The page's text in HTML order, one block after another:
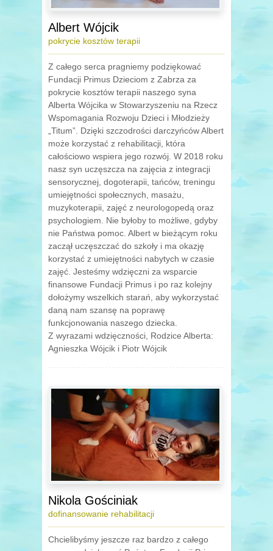
Albert Wójcik
pokrycie kosztów terapii
Z całego serca pragniemy podziękować
Fundacji Primus Dzieciom z Zabrza za
pokrycie kosztów terapii naszego syna
Alberta Wójcika w Stowarzyszeniu na Rzecz
Wspomagania Rozwoju Dzieci i Młodzieży
„Titum”. Dzięki szczodrości darczyńców Albert
może korzystać z rehabilitacji, która
całościowo wspiera jego rozwój. W 2018 roku
nasz syn uczęszcza na zajęcia z integracji
sensorycznej, dogoterapii, tańców, treningu
umiejętności społecznych, masażu,
muzykoterapii, zajęć z neurologopedą oraz
psychologiem. Nie byłoby to możliwe, gdyby
nie Państwa pomoc. Albert w bieżącym roku
zaczął uczęszczać do szkoły i ma okazję
korzystać z umiejętności nabytych w czasie
zajęć. Jesteśmy wdzięczni za wsparcie
finansowe Fundacji Primus i po raz kolejny
dołożymy wszelkich starań, aby wykorzystać
daną nam szansę na poprawę
funkcjonowania naszego dziecka.
Z wyrazami wdzięczności, Rodzice Alberta:
Agnieszka Wójcik i Piotr Wójcik
Nikola Gościniak
dofinansowanie rehabilitacji
Chcielibyśmy jeszcze raz bardzo z całego